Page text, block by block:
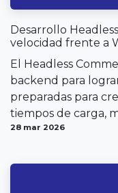
Desarrollo
velocidad frente a
El Headless
backend para
preparadas para
tiempos de carga,
28 mar 2026